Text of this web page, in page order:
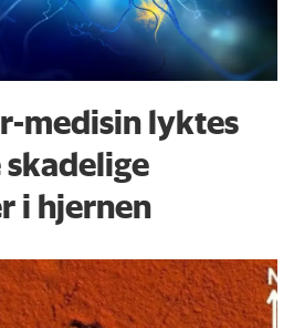
medisin lyktes
i hjernen